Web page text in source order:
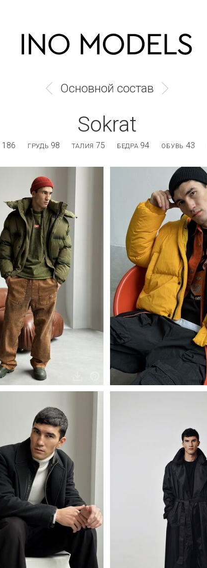
Основной состав
Sokrat
186 ГРУДЬ 98 ТАЛИЯ 75 БЕДРА 94 ОБУВЬ 43